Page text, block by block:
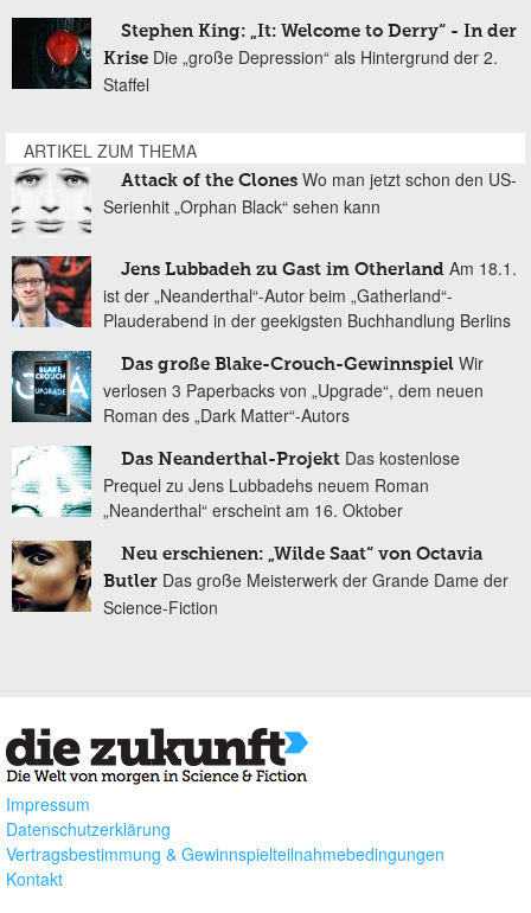
Stephen King: „It: Welcome to Derry“ - In der
Krise Die „große Depression“ als Hintergrund der 2.
Staffel
ARTIKEL ZUM THEMA
Attack of the Clones Wo man jetzt schon den US-
Serienhit „Orphan Black“ sehen kann
Jens Lubbadeh zu Gast im Otherland Am 18.1.
ist der „Neanderthal“-Autor beim „Gatherland“-
Plauderabend in der geekigsten Buchhandlung Berlins
Das große Blake-Crouch-Gewinnspiel Wir
verlosen 3 Paperbacks von „Upgrade“, dem neuen
Roman des „Dark Matter“-Autors
Das Neanderthal-Projekt Das kostenlose
Prequel zu Jens Lubbadehs neuem Roman
„Neanderthal“ erscheint am 16. Oktober
Neu erschienen: „Wilde Saat“ von Octavia
Butler Das große Meisterwerk der Grande Dame der
Science-Fiction
Impressum
Datenschutzerklärung
Vertragsbestimmung & Gewinnspielteilnahmebedingungen
Kontakt